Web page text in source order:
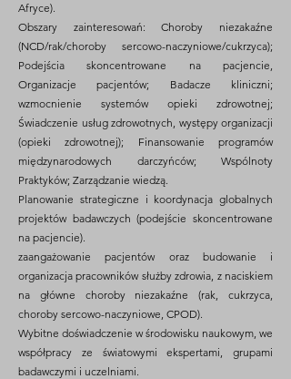
Afryce).
Obszary zainteresowań: Choroby niezakaźne
(NCD/rak/choroby sercowo-naczyniowe/cukrzyca);
Podejścia skoncentrowane na pacjencie,
Organizacje pacjentów; Badacze kliniczni;
wzmocnienie systemów opieki zdrowotnej;
Świadczenie usług zdrowotnych, występy organizacji
(opieki zdrowotnej); Finansowanie programów
międzynarodowych darczyńców; Wspólnoty
Praktyków; Zarządzanie wiedzą.
Planowanie strategiczne i koordynacja globalnych
projektów badawczych (podejście skoncentrowane
na pacjencie).
zaangażowanie pacjentów oraz budowanie i
organizacja pracowników służby zdrowia, z naciskiem
na główne choroby niezakaźne (rak, cukrzyca,
choroby sercowo-naczyniowe, CPOD).
Wybitne doświadczenie w środowisku naukowym, we
współpracy ze światowymi ekspertami, grupami
badawczymi i uczelniami.